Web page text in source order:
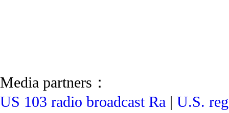
Media partners：
US 103 radio broadcast Ra | U.S.